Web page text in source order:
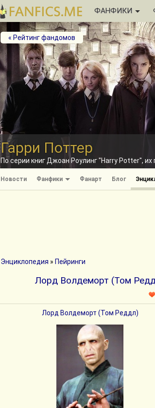
ФАНФИКИ
Гарри Поттер
По серии книг Джоан Роулинг "Harry Potter",
« Рейтинг фандомов
Новости Фанфики Фанарт Блог
Энциклопедия » Пейринги
Лорд Волдеморт (Том
Лорд Волдеморт (Том Реддл)